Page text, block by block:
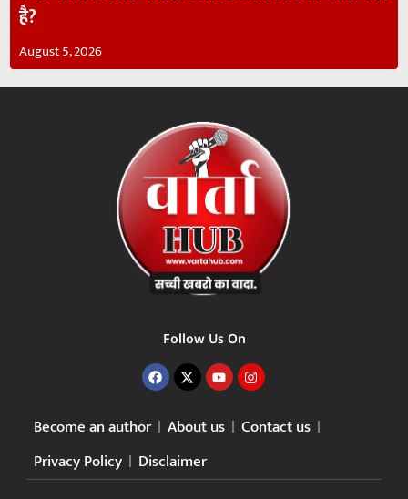
है?
August 5, 2026
Follow Us On
Become an author About us
Contact us
Privacy Policy
Disclaimer